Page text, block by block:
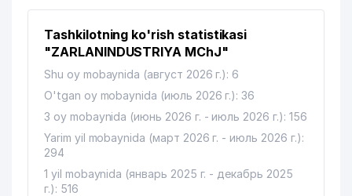
Tashkilotning ko'rish statistikasi
"ZARLANINDUSTRIYA MChJ"
Shu oy mobaynida (август 2026 г.): 6
O'tgan oy mobaynida (июль 2026 г.): 36
3 oy mobaynida (июнь 2026 г. - июль 2026 г.): 156
Yarim yil mobaynida (март 2026 г. - июль 2026 г.):
294
1 yil mobaynida (январь 2025 г. - декабрь 2025
г.): 516